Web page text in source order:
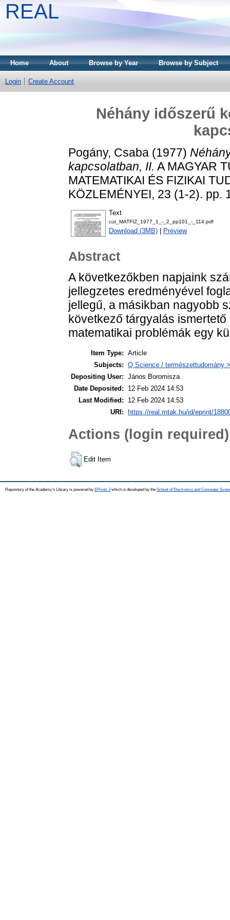
REAL
Home About Browse by Year Browse by Subject
Login Create Account
Néhány időszerű
Pogány, Csaba (1977)
kapcsolatban, II. A MAGYAR
MATEMATIKAI ÉS FIZIKAI
KÖZLEMÉNYEI, 23 (1-2). pp.
Text
cut_MATFIZ_1977_1_-_2_pp101_-_114.pdf
Download (3MB) Preview
Abstract
A következőkben napjaink
jellegzetes eredményével
jellegű, a másikban nagyobb
következő tárgyalás
matematikai problémák egy
Item Type: Article
Subjects: Q Science / természettudomány
Depositing User: János Boromisza
Date Deposited:
12 Feb 2024 14:53
Last Modified:
12 Feb 2024 14:53
URI: https://real.mtak.hu/id/eprint/
Actions (login required)
Edit Item
Repository of the Academy's Library is powered by EPrints 3which is developed by the School of Electronics and Computer